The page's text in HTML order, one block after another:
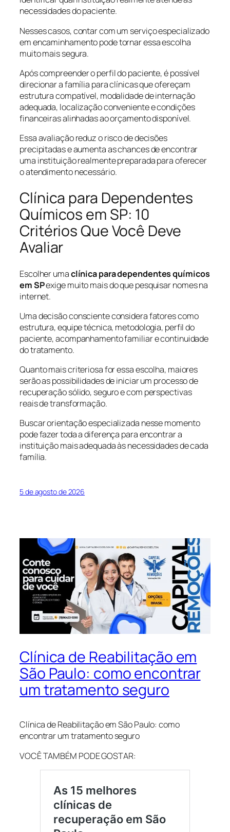
necessidades do paciente.
Nesses casos, contar com um serviço especializado
em encaminhamento pode tornar essa escolha
muito mais segura.
Após compreender o perfil do paciente, é possível
direcionar a família para clínicas que ofereçam
estrutura compatível, modalidade de internação
adequada, localização conveniente e condições
financeiras alinhadas ao orçamento disponível.
Essa avaliação reduz o risco de decisões
precipitadas e aumenta as chances de encontrar
uma instituição realmente preparada para oferecer
o atendimento necessário.
Clínica para Dependentes
Químicos em SP: 10
Critérios Que Você Deve
Avaliar
Escolher umaclínica para dependentes químicos
em SPexige muito mais do que pesquisar nomes na
internet.
Uma decisão consciente considera fatores como
estrutura, equipe técnica, metodologia, perfil do
paciente, acompanhamento familiar e continuidade
do tratamento.
Quanto mais criteriosa for essa escolha, maiores
serão as possibilidades de iniciar um processo de
recuperação sólido, seguro e com perspectivas
reais de transformação.
Buscar orientação especializada nesse momento
pode fazer toda a diferença para encontrar a
instituição mais adequada às necessidades de cada
família.
5 de agosto de 2026
Clínica de Reabilitação em
São Paulo: como encontrar
um tratamento seguro
Clínica de Reabilitação em São Paulo: como
encontrar um tratamento seguro
VOCÊ TAMBÉM PODE GOSTAR: